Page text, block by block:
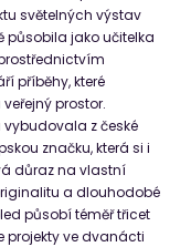
světelných výstav
působila jako učitelka
příběhy, které
prostor.
vybudovala z české
značku, která si i
důraz na vlastní
a dlouhodobé
působí téměř třicet
projekty ve dvanácti